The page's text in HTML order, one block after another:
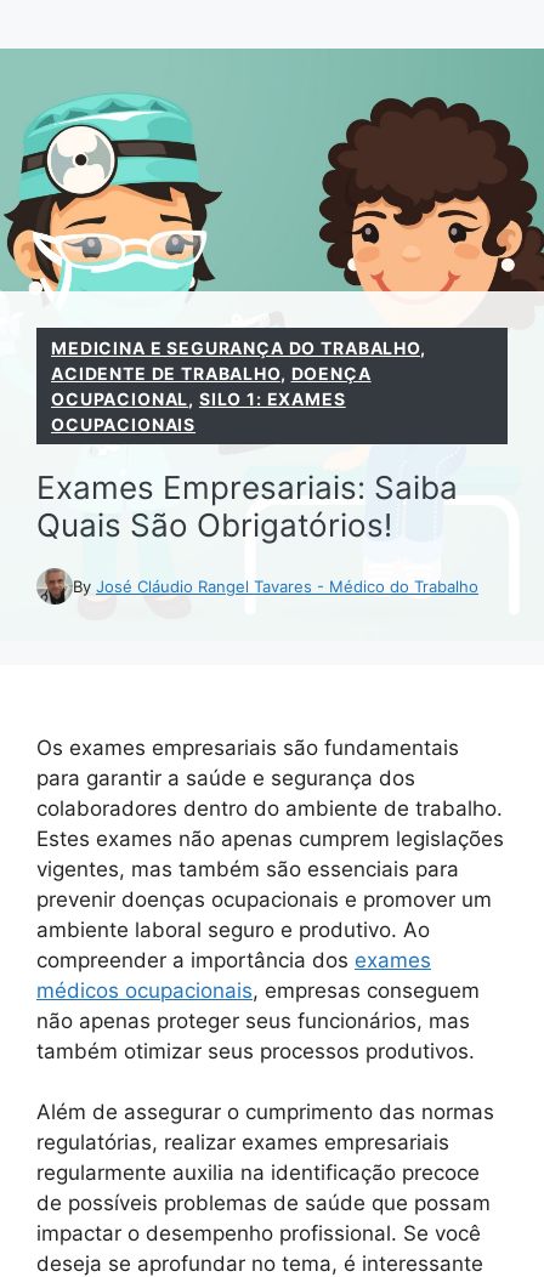
para
conteúdo
MEDICINA E SEGURANÇA DO TRABALHO,
ACIDENTE DE TRABALHO, DOENÇA
OCUPACIONAL, SILO 1: EXAMES
OCUPACIONAIS
Exames Empresariais: Saiba
Quais São Obrigatórios!
By José Cláudio Rangel Tavares - Médico do Trabalho
Os exames empresariais são fundamentais
para garantir a saúde e segurança dos
colaboradores dentro do ambiente de trabalho.
Estes exames não apenas cumprem legislações
vigentes, mas também são essenciais para
prevenir doenças ocupacionais e promover um
ambiente laboral seguro e produtivo. Ao
compreender a importância dos exames
médicos ocupacionais, empresas conseguem
não apenas proteger seus funcionários, mas
também otimizar seus processos produtivos.
Além de assegurar o cumprimento das normas
regulatórias, realizar exames empresariais
regularmente auxilia na identificação precoce
de possíveis problemas de saúde que possam
impactar o desempenho profissional. Se você
deseja se aprofundar no tema, é interessante